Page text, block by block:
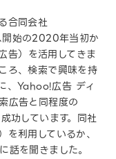
合同会社
始の2020年当初か
告）を活用してきま
ろ、検索で興味を持
、Yahoo!広告 ディ
広告と同程度の
功しています。同社
利用しているか、
話を聞きました。